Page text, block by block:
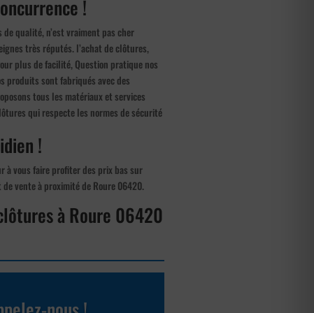
!
qualité, n’est vraiment pas cher
très réputés. l’achat de clôtures,
plus de facilité, Question pratique nos
produits sont fabriqués avec des
tous les matériaux et services
qui respecte les normes de sécurité
!
à vous faire profiter des prix bas sur
vente à proximité de Roure 06420.
à Roure 06420